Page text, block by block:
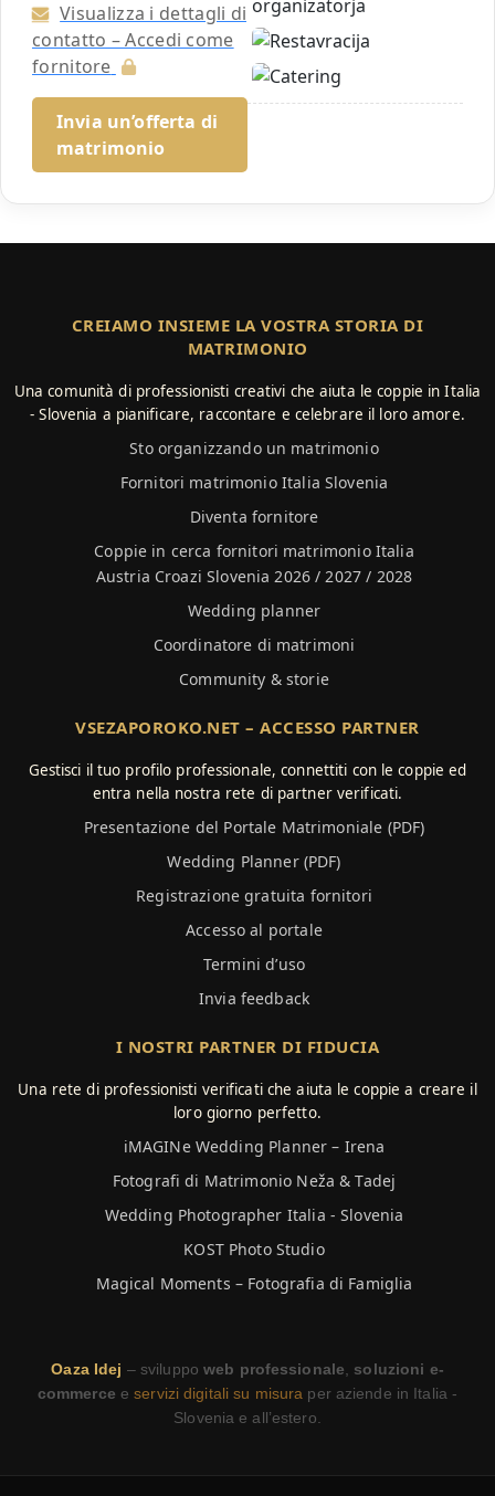
Visualizza i dettagli di
contatto – Accedi come
fornitore
Invia un’offerta di
matrimonio
CREIAMO INSIEME LA VOSTRA STORIA DI
MATRIMONIO
Una comunità di professionisti creativi che aiuta le coppie in Italia
- Slovenia a pianificare, raccontare e celebrare il loro amore.
Sto organizzando un matrimonio
Fornitori matrimonio Italia Slovenia
Diventa fornitore
Coppie in cerca fornitori matrimonio Italia
Austria Croazi Slovenia 2026 / 2027 / 2028
Wedding planner
Coordinatore di matrimoni
Community & storie
VSEZAPOROKO.NET – ACCESSO PARTNER
Gestisci il tuo profilo professionale, connettiti con le coppie ed
entra nella nostra rete di partner verificati.
Presentazione del Portale Matrimoniale (PDF)
Wedding Planner (PDF)
Registrazione gratuita fornitori
Accesso al portale
Termini d’uso
Invia feedback
I NOSTRI PARTNER DI FIDUCIA
Una rete di professionisti verificati che aiuta le coppie a creare il
loro giorno perfetto.
iMAGINe Wedding Planner – Irena
Fotografi di Matrimonio Neža & Tadej
Wedding Photographer Italia - Slovenia
KOST Photo Studio
Magical Moments – Fotografia di Famiglia
Oaza Idej – sviluppoweb professionale, soluzioni e-
commerce eservizi digitali su misura per aziende in Italia -
Slovenia e all’estero.